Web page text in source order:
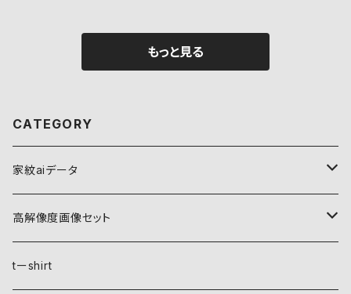
もっと見る
CATEGORY
家紋aiデータ
自然紋
稲妻
植物紋
高解像度画像セット
自然紋
tーshirt